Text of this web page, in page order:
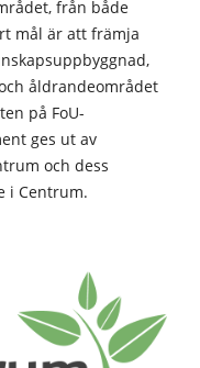
från både
mål är att främja
åldrandeområdet
på FoU-
ges ut av
och dess
i Centrum.